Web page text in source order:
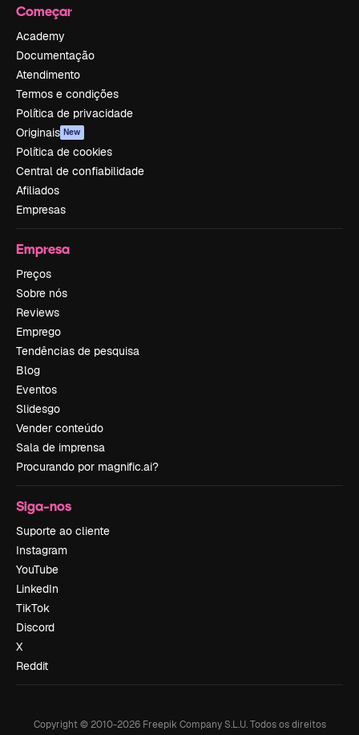
Começar
Academy
Documentação
Atendimento
Termos e condições
Política de privacidade
Originais New
Política de cookies
Central de confiabilidade
Afiliados
Empresas
Empresa
Preços
Sobre nós
Reviews
Emprego
Tendências de pesquisa
Blog
Eventos
Slidesgo
Vender conteúdo
Sala de imprensa
Procurando por magnific.ai?
Siga-nos
Suporte ao cliente
Instagram
YouTube
LinkedIn
TikTok
Discord
X
Reddit
Copyright © 2010-2026Freepik Company S.L.U. Todos os direitos